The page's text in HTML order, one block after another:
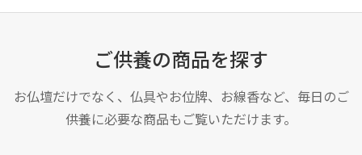
ご供養の商品を探す
お仏壇だけでなく、仏具やお位牌、お線香など、毎日のご
供養に必要な商品もご覧いただけます。